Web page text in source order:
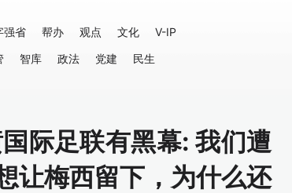
强省 帮办 观点 文化
V-IP
智库 政法 党建
民生
际足联有黑幕: 我们遭
让梅西留下，为什么还